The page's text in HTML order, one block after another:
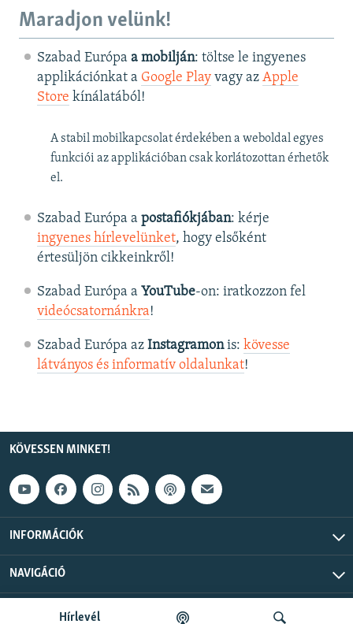
Hírlevél
Maradjon velünk!
Szabad Európa a mobilján: töltse le ingyenes
applikációnkat a Google Playvagy az Apple
Store kínálatából!
A stabil mobilkapcsolat érdekében a weboldal egyes
funkciói az applikációban csak korlátozottan érhetők
el.
Szabad Európa a postafiókjában: kérje
ingyenes hírlevelünket, hogy elsőként
értesüljön cikkeinkről!
Szabad Európa a YouTube-on: iratkozzon fel
videócsatornánkra!
Szabad Európa az Instagramonis: kövesse
látványos és informatív oldalunkat! ​
KÖVESSEN MINKET!
INFORMÁCIÓK
NAVIGÁCIÓ
Szabad Európa © 2026 RFE/RL, Inc. Minden jog fenntartva.